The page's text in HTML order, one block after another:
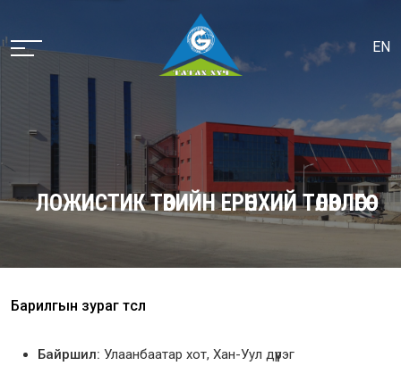
EN
ЛОЖИСТИК ТӨВИЙН ЕРӨНХИЙ ТӨЛӨВЛӨГӨӨ
Барилгын зураг төсөл
Байршил: Улаанбаатар хот, Хан-Уул дүүрэг